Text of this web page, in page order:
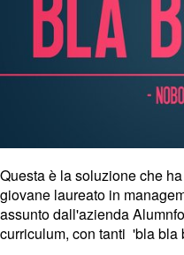
Questa è la soluzione che
giovane laureato in
assunto dall'azienda
curriculum, con tanti 'bla bla